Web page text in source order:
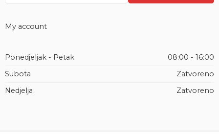
My account
Ponedjeljak - Petak
08:00 - 16:00
Subota
Zatvoreno
Nedjelja
Zatvoreno